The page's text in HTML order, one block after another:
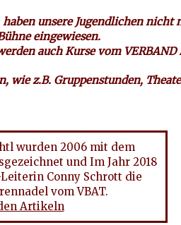
unsere Jugendlichen
eingewiesen.
auch Kurse vom VERBAND
z.B. Gruppenstunden,
wurden 2006 mit dem
und Im Jahr 2018
Conny Schrott die
vom VBAT.
Artikeln